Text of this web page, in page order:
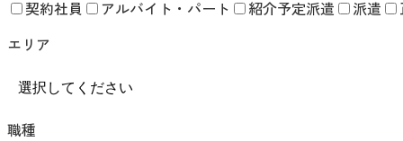
契約社員 アルバイト・パート 紹介予定派遣 派遣
エリア
職種